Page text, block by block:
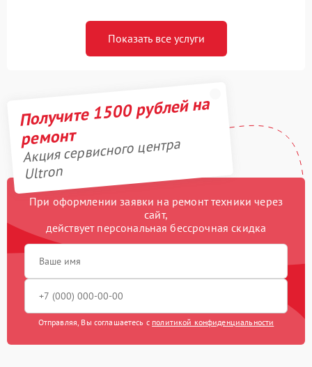
Показать все услуги
Получите 1500 рублей на
ремонт
Акция сервисного центра
Ultron
При оформлении заявки на ремонт техники через
сайт,
действует персональная бессрочная скидка
Отправляя, Вы соглашаетесь с политикой конфиденциальности